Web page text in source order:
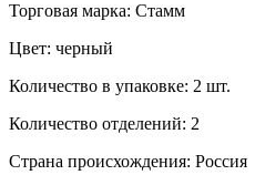
Торговая марка: Стамм
Цвет: черный
Количество в упаковке: 2 шт.
Количество отделений: 2
Страна происхождения: Россия